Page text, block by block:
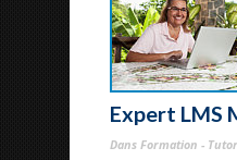
Expert LMS
Dans Formation -